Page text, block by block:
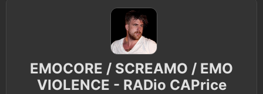
EMOCORE / SCREAMO / EMO
VIOLENCE - RADio CAPrice